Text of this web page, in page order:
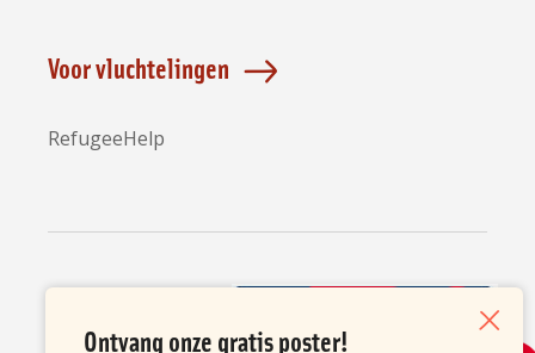
Voor vluchtelingen
RefugeeHelp
Ontvang onze gratis poster! Sluiten